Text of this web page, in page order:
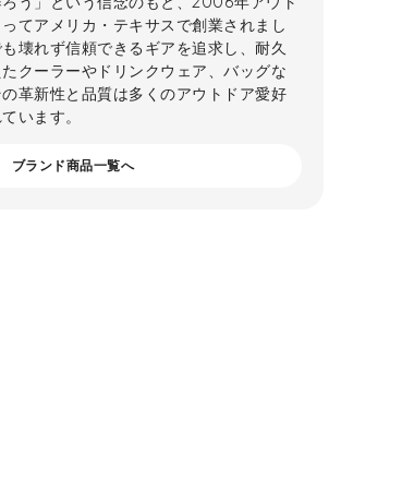
てアメリカ・テキサスで創業されまし
壊れず信頼できるギアを追求し、耐久
クーラーやドリンクウェア、バッグな
革新性と品質は多くのアウトドア愛好
います。
ブランド商品一覧へ